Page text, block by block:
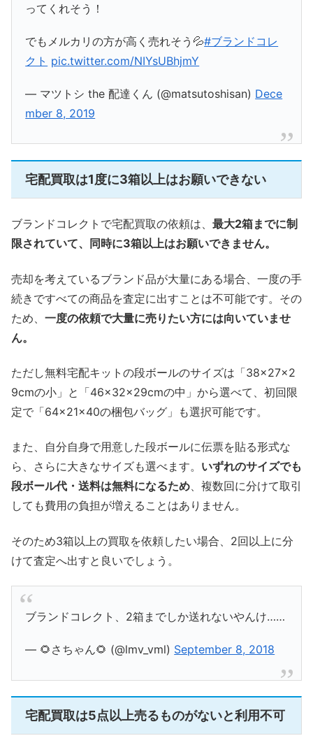
ってくれそう！
でもメルカリの方が高く売れそう💦#ブランドコレ
クト pic.twitter.com/NIYsUBhjmY
— マツトシ the 配達くん (@matsutoshisan) Dece
mber 8, 2019
宅配買取は1度に3箱以上はお願いできない
ブランドコレクトで宅配買取の依頼は、 最大2箱までに制
限されていて、同時に3箱以上はお願いできません。
売却を考えているブランド品が大量にある場合、一度の手
続きですべての商品を査定に出すことは不可能です。その
ため、 一度の依頼で大量に売りたい方には向いていませ
ん。
ただし無料宅配キットの段ボールのサイズは「38×27×2
9cmの小」と「46×32×29cmの中」から選べて、初回限
定で「64×21×40の梱包バッグ」も選択可能です。
また、自分自身で用意した段ボールに伝票を貼る形式な
ら、さらに大きなサイズも選べます。 いずれのサイズでも
段ボール代・送料は無料になるため、複数回に分けて取引
しても費用の負担が増えることはありません。
そのため3箱以上の買取を依頼したい場合、2回以上に分
けて査定へ出すと良いでしょう。
ブランドコレクト、2箱までしか送れないやんけ……
— 🌻さちゃん🌻 (@lmv_vml) September 8, 2018
宅配買取は5点以上売るものがないと利用不可